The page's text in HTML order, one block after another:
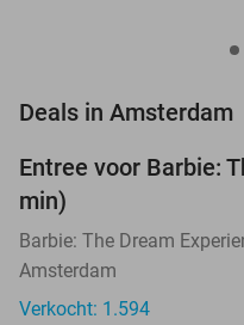
Deals in Amsterdam
Entree voor Barbie:
min)
Barbie: The Dream
Amsterdam
Verkocht: 1.594